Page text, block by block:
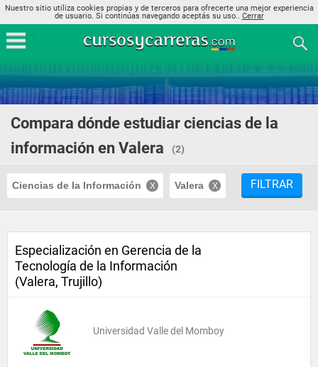
Nuestro sitio utiliza cookies propias y de terceros para ofrecerte una mejor experiencia
de usuario. Si continúas navegando aceptás su uso.. Cerrar
Compara dónde estudiar ciencias de la
información en Valera
(2)
Ciencias de la Información Valera FILTRAR
Especialización en Gerencia de la
Tecnología de la Información
(Valera, Trujillo)
Universidad Valle del Momboy